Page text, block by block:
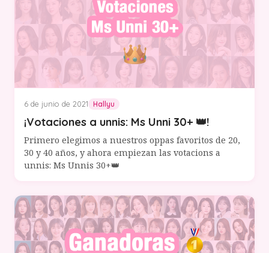
6 de junio de 2021 Hallyu
¡Votaciones a unnis: Ms Unni 30+ 👑!
Primero elegimos a nuestros oppas favoritos de 20,
30 y 40 años, y ahora empiezan las votacions a
unnis: Ms Unnis 30+👑